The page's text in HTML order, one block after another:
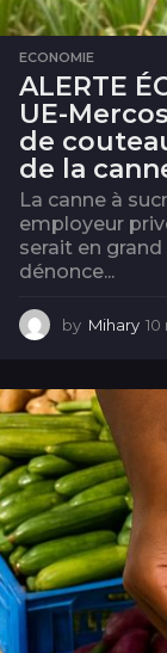
ECONOMIE
ALERTE
UE-
de
de la
La canne à
employeur
serait en grand
dénonce...
by Mihary 10